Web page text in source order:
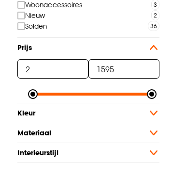
Woonaccessoires
Nieuw
Solden
Prijs
Kleur
Materiaal
Interieurstijl